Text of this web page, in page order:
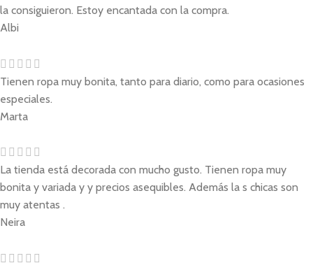
la consiguieron. Estoy encantada con la compra.
Albi
Tienen ropa muy bonita, tanto para diario, como para ocasiones
especiales.
Marta
La tienda está decorada con mucho gusto. Tienen ropa muy
bonita y variada y y precios asequibles. Además la s chicas son
muy atentas .
Neira